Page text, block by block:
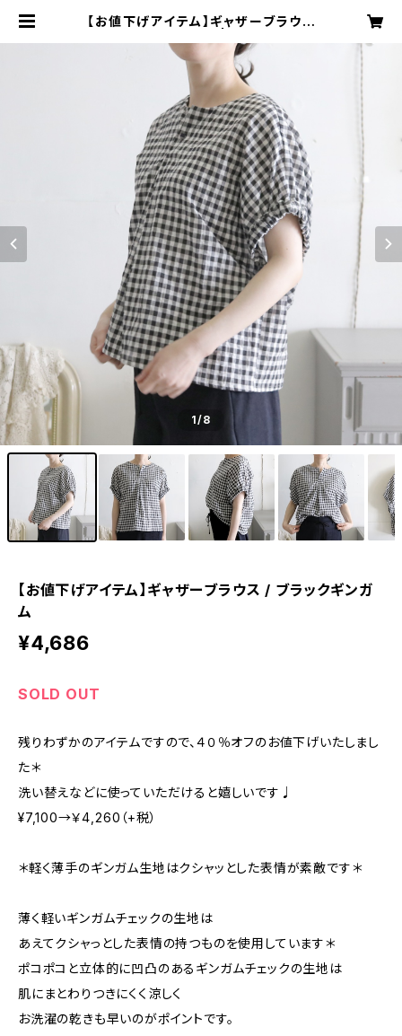
【お値下げアイテム】ギャザーブラウス
1/8
【お値下げアイテム】ギャザーブラウス / ブラックギンガ
ム
¥4,686
SOLD OUT
残りわずかのアイテムですので、４０％オフのお値下げいたしまし
た＊
洗い替えなどに使っていただけると嬉しいです♩
¥7,100→￥4,260（+税）
＊軽く薄手のギンガム生地はクシャッとした表情が素敵です＊
薄く軽いギンガムチェックの生地は
あえてクシャっとした表情の持つものを使用しています＊
ポコポコと立体的に凹凸のあるギンガムチェックの生地は
肌にまとわりつきにくく涼しく
お洗濯の乾きも早いのがポイントです。